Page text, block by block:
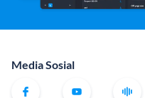
Media Sosial